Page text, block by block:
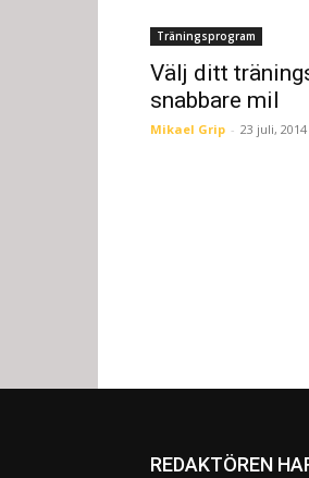
Träningsprogram
Välj ditt
snabbare mil
Mikael Grip - 23 juli, 2014
REDAKTÖREN